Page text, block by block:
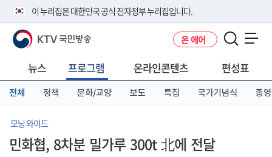
이 누리집은 대한민국 공식 전자정부 누리집입니다.
공식 누리집 주소 확인하기
니다.
이밖에 or.kr 또는 .kr등 다른 도메인 주소를 사용하고 있다면 아래 URL에
서 도메인 주소를 확인해 보세요
KTV 국민방송 온 에어
뉴스 프로그램 온라인콘텐츠 편성표
전체 정책 문화/교양 보도 특집 국가기념식 종영
모닝 와이드
민화협, 8차분 밀가루 300t 北에 전달